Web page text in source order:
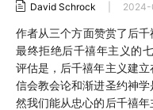
David Schrock
作者从三个方面赞赏了后
最终拒绝后千禧年主义的
评估是，后千禧年主义建
信会教会论和渐进圣约神
然我们能从忠心的后千禧